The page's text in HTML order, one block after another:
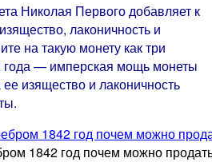
Николая Первого добавляет к
лаконичность и
на такую монету как три
года — имперская мощь монеты
изящество и лаконичность
1842 год почем можно